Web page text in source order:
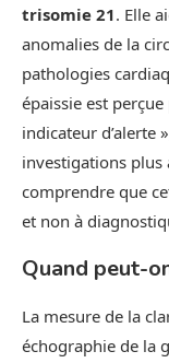
trisomie 21. Elle
anomalies de la
pathologies
épaissie est
indicateur d’alerte
investigations plus
comprendre que
et non à
Quand peut-
La mesure de la
échographie de la